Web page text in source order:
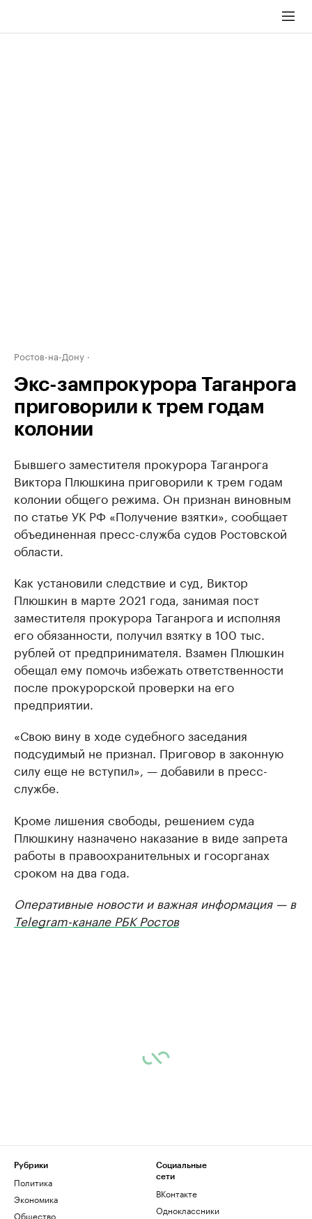
Ростов-на-Дону
Экс-зампрокурора Таганрога
приговорили к трем годам
колонии
Бывшего заместителя прокурора Таганрога
Виктора Плюшкина приговорили к трем годам
колонии общего режима. Он признан виновным
по статье УК РФ «Получение взятки», сообщает
объединенная пресс-служба судов Ростовской
области.
Как установили следствие и суд, Виктор
Плюшкин в марте 2021 года, занимая пост
заместителя прокурора Таганрога и исполняя
его обязанности, получил взятку в 100 тыс.
рублей от предпринимателя. Взамен Плюшкин
обещал ему помочь избежать ответственности
после прокурорской проверки на его
предприятии.
«Свою вину в ходе судебного заседания
подсудимый не признал. Приговор в законную
силу еще не вступил», — добавили в пресс-
службе.
Кроме лишения свободы, решением суда
Плюшкину назначено наказание в виде запрета
работы в правоохранительных и госорганах
сроком на два года.
Оперативные новости и важная информация — в
Telegram-канале РБК Ростов
Рубрики
Политика
Экономика
Общество
Социальные
сети
ВКонтакте
Одноклассники